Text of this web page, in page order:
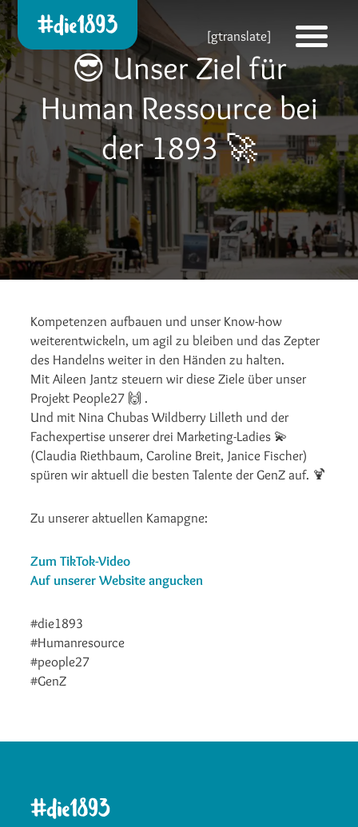
[gtranslate]
😎 Unser Ziel für
Human Ressource bei
der 1893 🚀
Kompetenzen aufbauen und unser Know-how
weiterentwickeln, um agil zu bleiben und das Zepter
des Handelns weiter in den Händen zu halten.
Mit Aileen Jantz steuern wir diese Ziele über unser
Projekt People27 🙌 .
Und mit Nina Chubas Wildberry Lilleth und der
Fachexpertise unserer drei Marketing-Ladies 💫
(Claudia Riethbaum, Caroline Breit, Janice Fischer)
spüren wir aktuell die besten Talente der GenZ auf. 🍹
Zu unserer aktuellen Kamapgne:
Zum TikTok-Video
Auf unserer Website angucken
#die1893
#Humanresource
#people27
#GenZ
Die 1893 heute!
Zur neuen Startseite